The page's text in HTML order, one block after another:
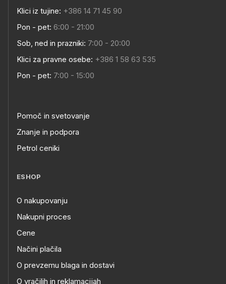
Klici iz tujine: +386 14 71 45 90
Pon - pet: 6:00 - 21:00
Sob, ned in prazniki: 7:00 - 20:00
Klici za pravne osebe: +386 1 58 63 535
Pon - pet: 7:00 - 15:00
Pomoč in svetovanje
Znanje in podpora
Petrol ceniki
ESHOP
O nakupovanju
Nakupni proces
Cene
Načini plačila
O prevzemu blaga in dostavi
O vračilih in reklamacijah